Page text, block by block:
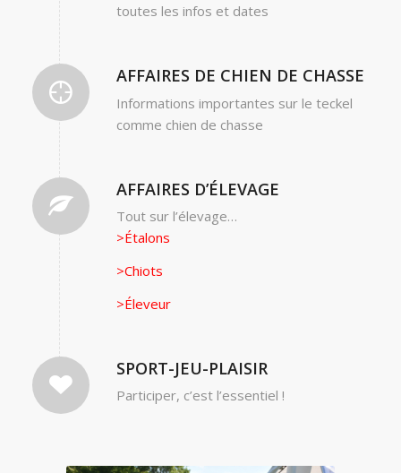
toutes les infos et dates
AFFAIRES DE CHIEN DE CHASSE
Informations importantes sur le teckel
comme chien de chasse
AFFAIRES D’ÉLEVAGE
Tout sur l’élevage…
>Étalons
>Chiots
>Éleveur
SPORT-JEU-PLAISIR
Participer, c’est l’essentiel !